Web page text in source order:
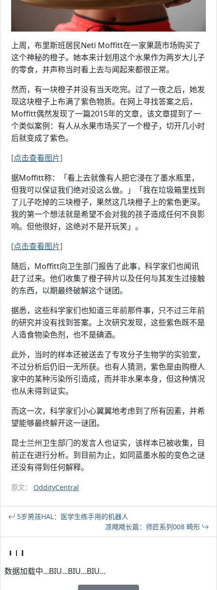
上周，布里斯班居民Neti Moffitt在一家果蔬市场购买了
这个神秘的橙子。她本来计划用这个水果作为两岁大儿子
的零食，并声称当时看上去与闻起来都很正常。
然而，有一块橙子并没有当天吃完。过了一夜之后，她发
现这块橙子上布满了紫色物质。在网上寻找答案之后，
Moffitt偶然发现了一篇2015年的文章，该文章提到了一
个类似案例：有人从水果市场买了一个橙子，切开几小时
后就变成了紫色。
[点击查看图片]
据Moffitt称：「看上去就像有人把它浸在了墨水瓶里，
但我可以保证我们绝对没这么做。」「我在垃圾箱里找到
了儿子吃掉的三块橙子，果然这几块橙子上的紫色更深。
我的第一个想法就是希望不会对我的孩子造成任何不良影
响。但他很好，这绝对不是开玩笑」。
[点击查看图片]
随后，Moffitt向卫生部门报告了此事，科学家们也闻讯
赶了过来。他们收集了橙子碎片以及任何与其发生过接触
的东西，以期最终破解这个谜团。
据悉，这些科学家们也知道三年前那件事，只不过三年前
的研究并没有找到答案。上次研究发现，这些紫色既不是
人造食物染色剂，也不是碘酒。
此外，当时的样本还被送去了专攻分子生物学的实验室，
不过分析后仍旧一无所获。也有人猜测，紫色是由购橙人
家中的某种污染所引造成，而并非水果本身，但这种情况
也从未得到证实。
而这一次，科学家们小心翼翼地考虑到了所有因素，并希
望能够最终解开这一谜团。
昆士兰州卫生部门的发言人也证实，该样本已被收集，目
前正在进行分析。到目前为止，如同蓝墨水般的变色之谜
还没有得到任何解释。
原文： OddityCentral
5岁男孩HAL：医学生练手用的机器人
凉飕飕长篇：师匠系列008 畸形
数据加载中...BIU...BIU...BIU...